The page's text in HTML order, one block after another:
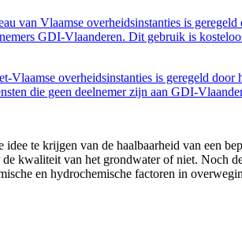
van Vlaamse overheidsinstanties is
GDI-Vlaanderen. Dit gebruik is
overheidsinstanties is geregeld
die geen deelnemer zijn aan GDI-
te krijgen van de haalbaarheid van een
kwaliteit van het grondwater of niet. Noch
en hydrochemische factoren in